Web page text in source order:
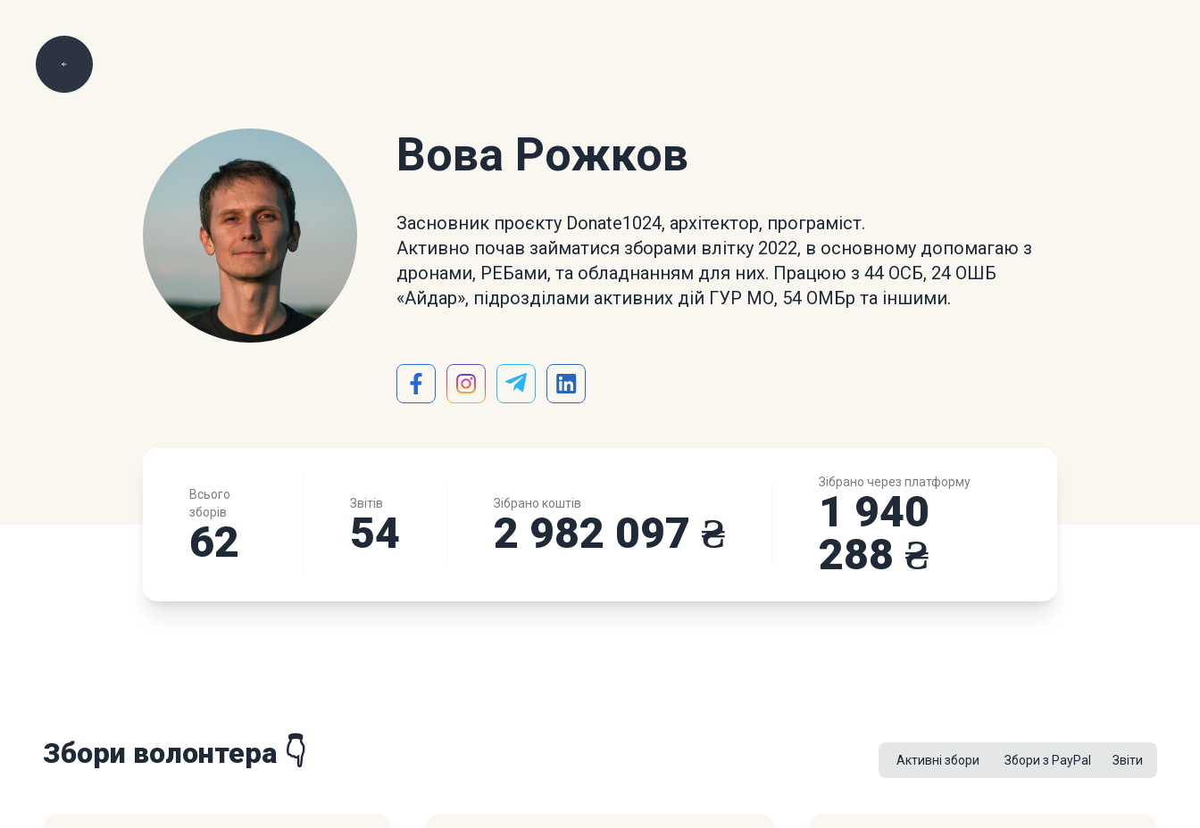
Вова Рожков
Засновник проєкту Donate1024, архітектор, програміст.
Активно почав займатися зборами влітку 2022, в основному допомагаю з
дронами, РЕБами, та обладнанням для них. Працюю з 44 ОСБ, 24 ОШБ
«Айдар», підрозділами активних дій ГУР МО, 54 ОМБр та іншими.
Всього
зборів
62
Звітів
54
Зібрано коштів
2 982 097 ₴
Зібрано через платформу
1 940
288 ₴
Збори волонтера 👇 Активні збори Збори з PayPal Звіти